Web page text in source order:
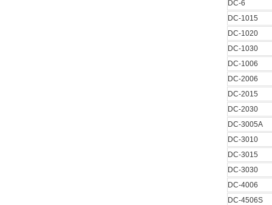
DC-6
DC-1015
DC-1020
DC-1030
DC-1006
DC-2006
DC-2015
DC-2030
DC-3005A
DC-3010
DC-3015
DC-3030
DC-4006
DC-4506S